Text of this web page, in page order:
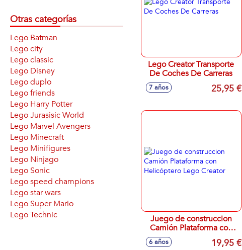
Lego Creator Transporte
De Coches De Carreras
7 años 25,95 €
Juego de construccion
Camión Plataforma con
Helicóptero Lego Creator
6 años 19,95 €
Otras categorías
Lego Batman
Lego city
Lego classic
Lego Disney
Lego duplo
Lego friends
Lego Harry Potter
Lego Jurasisic World
Lego Marvel Avengers
Lego Minecraft
Lego Minifigures
Lego Ninjago
Lego Sonic
Lego speed champions
Lego star wars
Lego Super Mario
Lego Technic